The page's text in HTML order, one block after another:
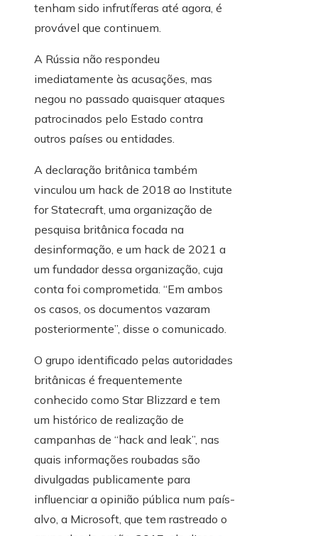
tenham sido infrutíferas até agora, é
provável que continuem.
A Rússia não respondeu
imediatamente às acusações, mas
negou no passado quaisquer ataques
patrocinados pelo Estado contra
outros países ou entidades.
A declaração britânica também
vinculou um hack de 2018 ao Institute
for Statecraft, uma organização de
pesquisa britânica focada na
desinformação, e um hack de 2021 a
um fundador dessa organização, cuja
conta foi comprometida. “Em ambos
os casos, os documentos vazaram
posteriormente”, disse o comunicado.
O grupo identificado pelas autoridades
britânicas é frequentemente
conhecido como Star Blizzard e tem
um histórico de realização de
campanhas de “hack and leak”, nas
quais informações roubadas são
divulgadas publicamente para
influenciar a opinião pública num país-
alvo, a Microsoft, que tem rastreado o